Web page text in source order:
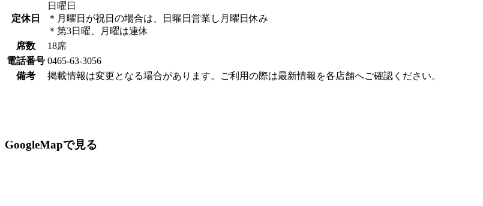
定休日
日曜日
＊月曜日が祝日の場合は、日曜日営業し月曜日休み
＊第3日曜、月曜は連休
席数
18席
電話番号 0465-63-3056
備考
掲載情報は変更となる場合があります。ご利用の際は最新情報を各店舗へご確認ください。
GoogleMapで見る